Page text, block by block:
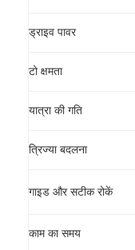
ड्राइव पावर
टो क्षमता
यात्रा की गति
त्रिज्या बदलना
गाइड और सटीक रोकें
काम का समय